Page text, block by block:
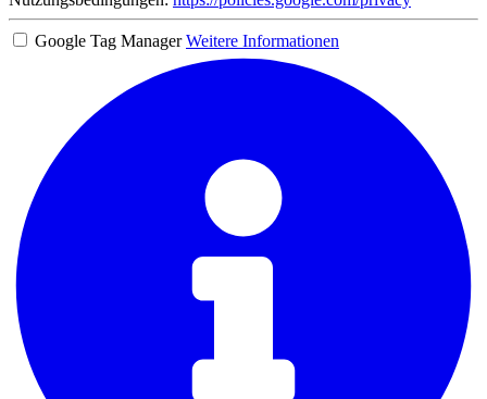
Google Tag Manager Weitere Informationen